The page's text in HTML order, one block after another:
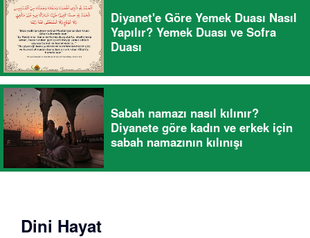
Diyanet'e Göre Yemek Duası Nasıl
Yapılır? Yemek Duası ve Sofra
Duası
Sabah namazı nasıl kılınır?
Diyanete göre kadın ve erkek için
sabah namazının kılınışı
Dini Hayat